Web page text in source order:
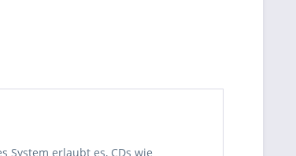
System erlaubt es, CDs wie